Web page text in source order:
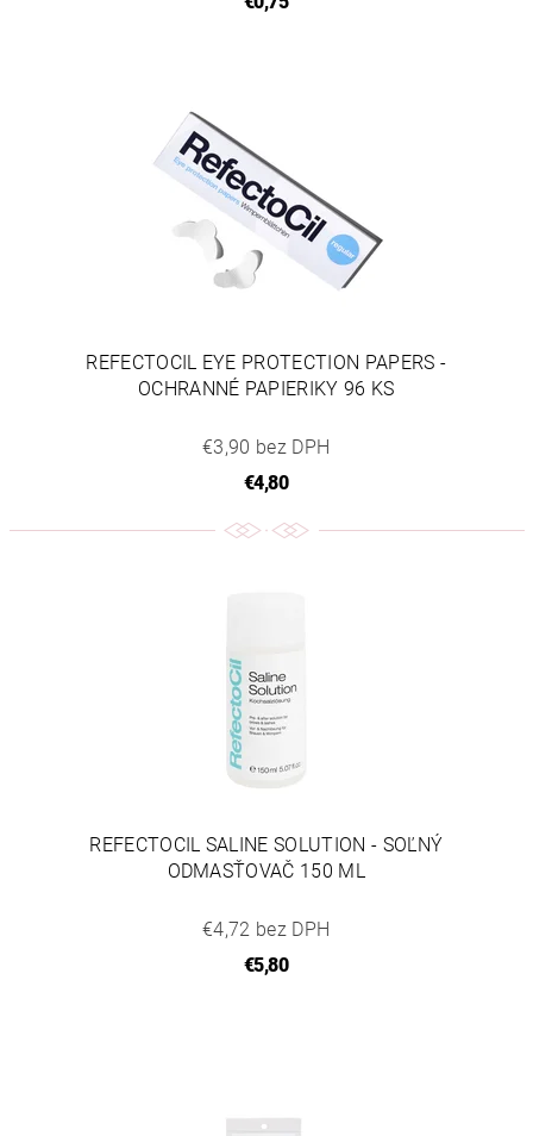
REFECTOCIL EYE PROTECTION PAPERS -
OCHRANNÉ PAPIERIKY 96 KS
€3,90 bez DPH
€4,80
REFECTOCIL SALINE SOLUTION - SOĽNÝ
ODMASŤOVAČ 150 ML
€4,72 bez DPH
€5,80